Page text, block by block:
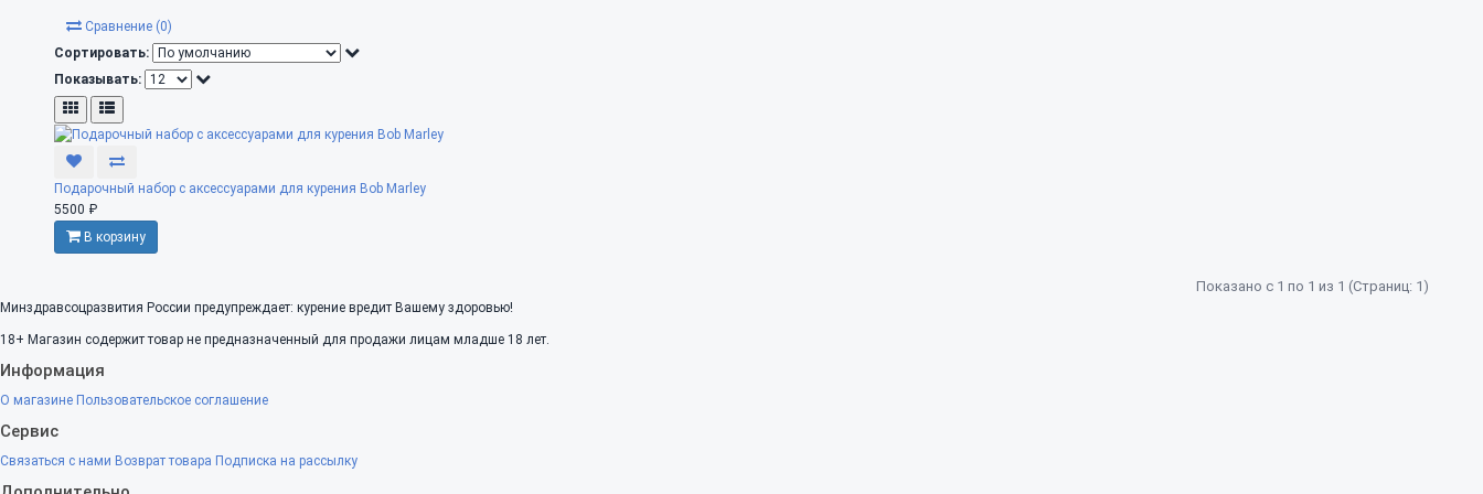
Сравнение (0)
Сортировать:
Показывать:
Подарочный набор с аксессуарами для курения Bob Marley
5500 ₽
В корзину
Показано с 1 по 1 из 1 (Страниц: 1)
Минздравсоцразвития России предупреждает: курение вредит Вашему здоровью!
18+ Магазин содержит товар не предназначенный для продажи лицам младше 18 лет.
Информация
О магазине Пользовательское соглашение
Сервис
Связаться с нами Возврат товара Подписка на рассылку